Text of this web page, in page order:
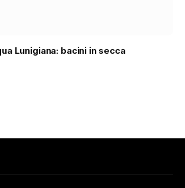
Lunigiana: bacini in secca